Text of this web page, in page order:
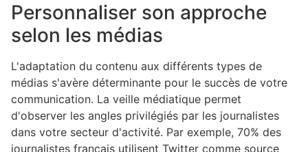
Personnaliser son approche
selon les médias
L'adaptation du contenu aux différents types de
médias s'avère déterminante pour le succès de votre
communication. La veille médiatique permet
d'observer les angles privilégiés par les journalistes
dans votre secteur d'activité. Par exemple, 70% des
journalistes français utilisent Twitter comme source